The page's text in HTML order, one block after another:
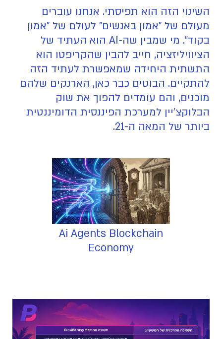
השינוי הזה הוא תפיסתי. אנחנו עוברים
מעולם של "אמון באנשים" לעולם של "אמון
בקוד". מי שמבין שה-AI הוא העתיד של
הציוויליזציה, חייב להבין שהקריפטו הוא
התשתית היחידה שמאפשרת לעתיד הזה
להתקיים. הבוטים כבר כאן, הארנקים שלהם
מוכנים, והם עומדים להפוך את שוק
הבלוקצ'יין למערכת הפיננסית הדומיננטית
ביותר של המאה ה-21.
Ai Agents Blockchain
Economy